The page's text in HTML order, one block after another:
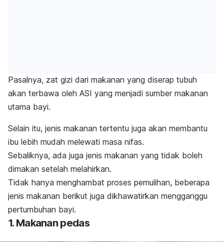
Pasalnya, zat gizi dari makanan yang diserap tubuh
akan terbawa oleh ASI yang menjadi sumber makanan
utama bayi.
Selain itu, jenis makanan tertentu juga akan membantu
ibu lebih mudah melewati masa nifas.
Sebaliknya, ada juga jenis makanan yang tidak boleh
dimakan setelah melahirkan.
Tidak hanya menghambat proses pemulihan, beberapa
jenis makanan berikut juga dikhawatirkan mengganggu
pertumbuhan bayi.
1. Makanan pedas